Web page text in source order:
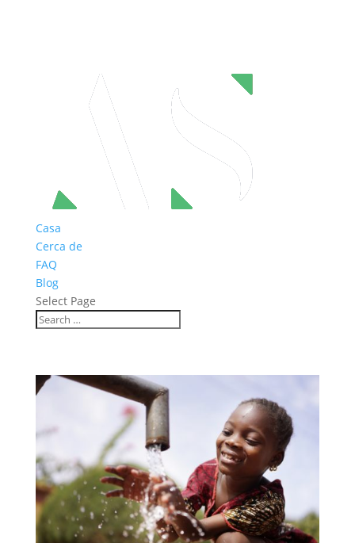
Casa
Cerca de
FAQ
Blog
Select Page